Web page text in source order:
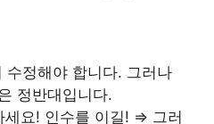
수정해야 합니다. 그러나
정반대입니다.
세요! 인수를 이길! ⇒ 그러